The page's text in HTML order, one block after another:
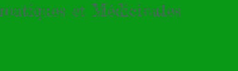
et Médicinales